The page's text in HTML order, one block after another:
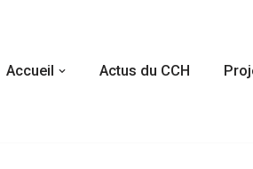
Accueil Actus du CCH